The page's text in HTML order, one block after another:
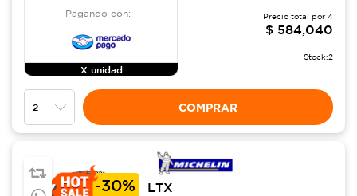
Pagando con:
X unidad
Precio total por 4
$ 584,040
Stock:2
COMPRAR
-30%
LTX